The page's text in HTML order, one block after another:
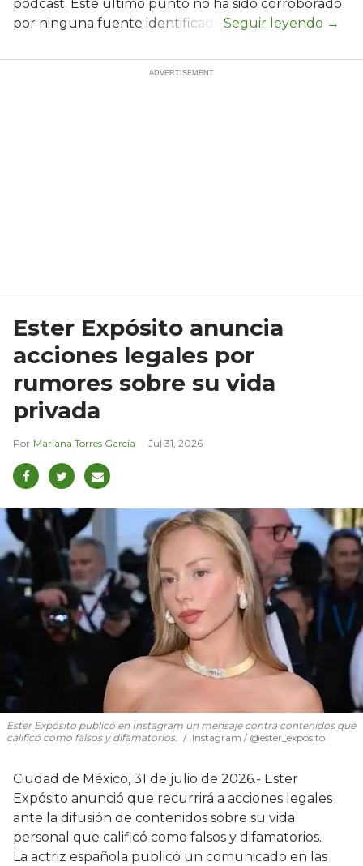
podcast. Este último punto no ha sido corroborado
por ninguna fuente identificada.
Ester Expósito anuncia
acciones legales por
rumores sobre su vida
privada
Mariana Torres García Jul 31, 2026
Ester Expósito publicó en Instagram un mensaje contra contenidos que
calificó como falsos y difamatorios.
Instagram / @ester_exposito
Ciudad de México, 31 de julio de 2026.- Ester
Expósito anunció que recurrirá a acciones legales
ante la difusión de contenidos sobre su vida
personal que calificó como falsos y difamatorios.
La actriz española publicó un comunicado en las